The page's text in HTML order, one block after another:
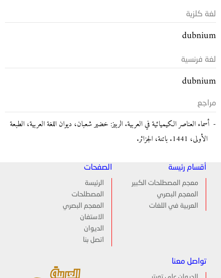
لغة كلزية
dubnium
لغة فرنسية
dubnium
مراجع
أسماء العناصر الكيميائية في العربية. الربيز: خضير شعبان، ديوان اللغة العربية، الطبعة
الأولى، 1441. باتنة، الجزائر.
أقسام رئيسة
معجم المصطلحات الكبير
المعجم البصري
العربية في اللغات
الصفحات
الرئيسة
المصطلحات
المعجم البصري
الاستفان
الديوان
اتصل بنا
تواصل معنا